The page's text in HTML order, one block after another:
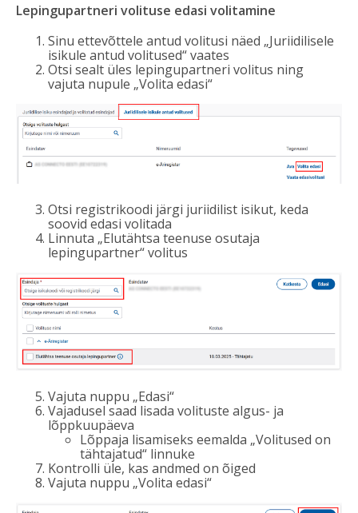
Lepingupartneri volituse edasi volitamine
Sinu ettevõttele antud volitusi näed „Juriidilisele
isikule antud volitused“ vaates
Otsi sealt üles lepingupartneri volitus ning
vajuta nupule „Volita edasi“
Otsi registrikoodi järgi juriidilist isikut, keda
soovid edasi volitada
Linnuta „Elutähtsa teenuse osutaja
lepingupartner“ volitus
Vajuta nuppu „Edasi“
Vajadusel saad lisada volituste algus- ja
lõppkuupäeva
Lõppaja lisamiseks eemalda „Volitused on
tähtajatud“ linnuke
Kontrolli üle, kas andmed on õiged
Vajuta nuppu „Volita edasi“